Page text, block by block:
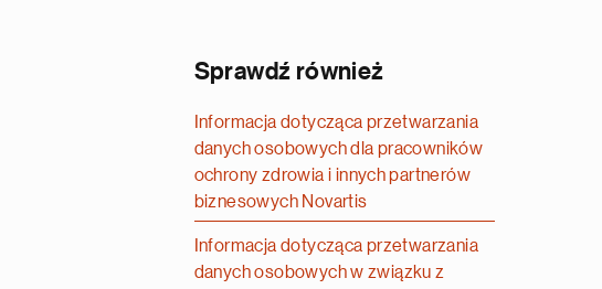
Sprawdź również
Informacja dotycząca przetwarzania
danych osobowych dla pracowników
ochrony zdrowia i innych partnerów
biznesowych Novartis
Informacja dotycząca przetwarzania
danych osobowych w związku z